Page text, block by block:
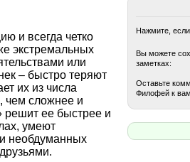
и всегда четко
экстремальных
или
– быстро теряют
их из числа
чем сложнее и
решит ее быстрее и
умеют
необдуманных
Нажмите,
Вы можете
заметках:
Оставьте
Филофей к